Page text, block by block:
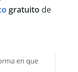
gratuito de